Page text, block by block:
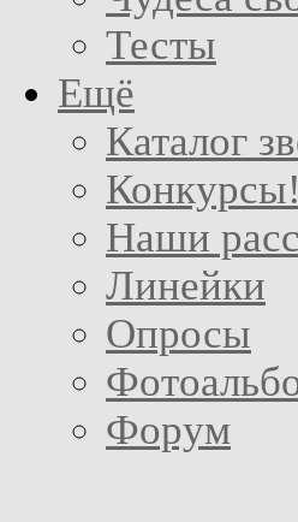
Тесты
Ещё
Каталог
Конкурсы!
Наши
Линейки
Опросы
Форум